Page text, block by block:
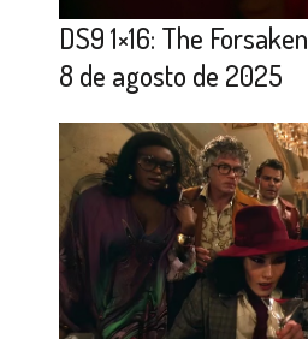
DS9 1×16: The Forsaken
8 de agosto de 2025